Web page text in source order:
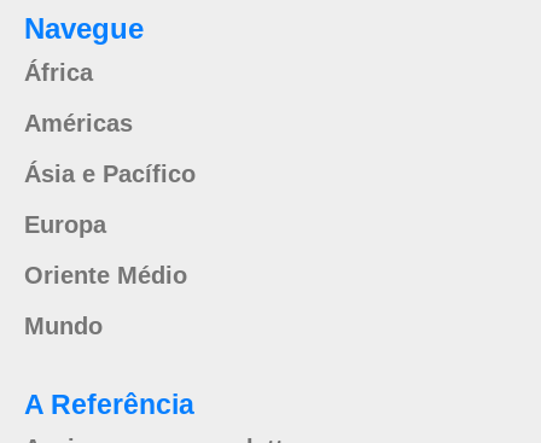
Navegue
África
Américas
Ásia e Pacífico
Europa
Oriente Médio
Mundo
A Referência